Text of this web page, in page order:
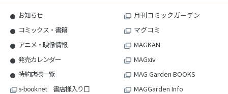
お知らせ
コミックス・書籍
アニメ・映像情報
発売カレンダー
特約店様一覧
s-book.net 書店様入り口
月刊コミックガーデン
マグコミ
MAGKAN
MAGxiv
MAG Garden BOOKS
MAGGarden Info